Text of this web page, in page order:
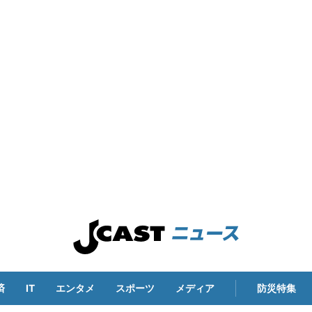
IT エンタメ スポーツ メディア 防災特集